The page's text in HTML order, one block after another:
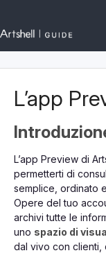
L’app
L’app Preview di
permetterti di
semplice, ordinato
Opere del tuo
archivi tutte le
uno spazio di
dal vivo con clienti,